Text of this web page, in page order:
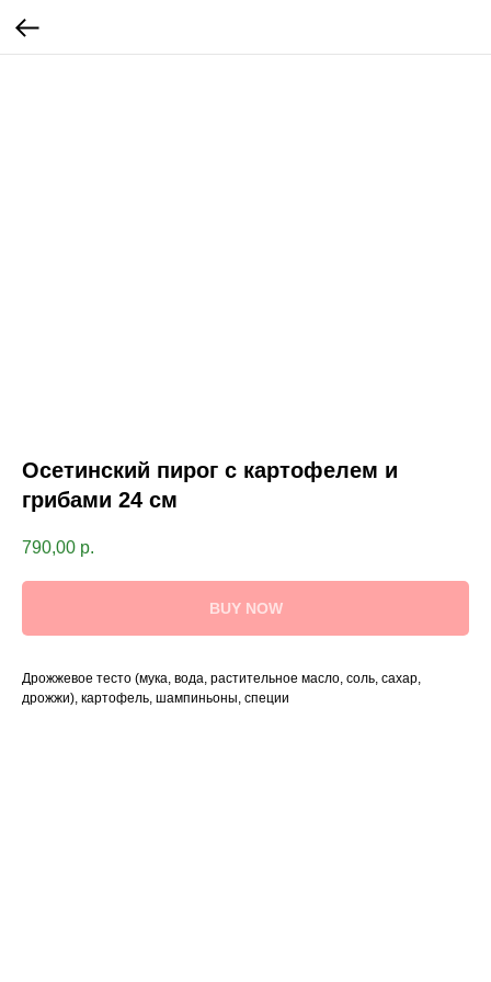
Осетинский пирог с картофелем и
грибами 24 см
790,00 р.
BUY NOW
Дрожжевое тесто (мука, вода, растительное масло, соль, сахар,
дрожжи), картофель, шампиньоны, специи